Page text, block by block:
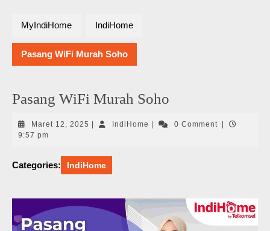
MyIndiHome IndiHome
Pasang WiFi Murah Soho
Pasang WiFi Murah Soho
Maret 12, 2025 Maret
IndiHome IndiHome0 Comment
9:57 pm
Categories: IndiHome